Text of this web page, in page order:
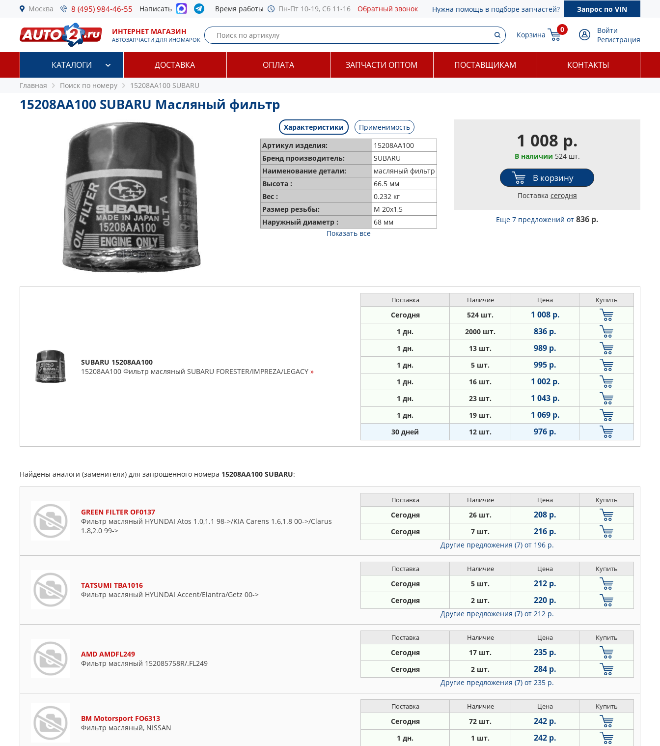
Москва 8 (495) 984-46-55 Написать Время работы Пн-Пт 10-19, Сб 11-16 Обратный звонок Нужна помощь в подборе запчастей? Запрос по VIN
ИНТЕРНЕТ МАГАЗИН
АВТОЗАПЧАСТИ ДЛЯ ИНОМАРОК
Корзина
0
Войти
Регистрация
КАТАЛОГИ ДОСТАВКА ОПЛАТА ЗАПЧАСТИ ОПТОМ ПОСТАВЩИКАМ КОНТАКТЫ
Главная Поиск по номеру 15208AA100 SUBARU
15208AA100 SUBARU Масляный фильтр
Характеристики
Применимость
Артикул изделия:
15208AA100
Бренд производитель:
SUBARU
Наименование детали:
масляный фильтр
Высота :
66.5 мм
Вес :
0.232 кг
Размер резьбы:
M 20x1,5
Наружный диаметр :
68 мм
Показать все
1 008 р.
В наличии 524 шт.
В корзину
Поставка сегодня
Еще 7 предложений от 836 р.
SUBARU 15208AA100
15208AA100 Фильтр масляный SUBARU FORESTER/IMPREZA/LEGACY »
Поставка Наличие Цена Купить
Сегодня 524 шт. 1 008 р.
1 дн. 2000 шт. 836 р.
1 дн. 13 шт. 989 р.
1 дн. 5 шт. 995 р.
1 дн. 16 шт. 1 002 р.
1 дн. 23 шт. 1 043 р.
1 дн. 19 шт. 1 069 р.
30 дней 12 шт. 976 р.
Найдены аналоги (заменители) для запрошенного номера 15208AA100 SUBARU:
GREEN FILTER OF0137
Фильтр масляный HYUNDAI Atos 1.0,1.1 98->/KIA Carens 1.6,1.8 00->/Clarus
1.8,2.0 99->
Поставка Наличие Цена Купить
Сегодня 26 шт. 208 р.
Сегодня 7 шт. 216 р.
Другие предложения (7) от 196 р.
TATSUMI TBA1016
Фильтр масляный HYUNDAI Accent/Elantra/Getz 00->
Поставка Наличие Цена Купить
Сегодня 5 шт. 212 р.
Сегодня 2 шт. 220 р.
Другие предложения (7) от 212 р.
AMD AMDFL249
Фильтр масляный 152085758R/.FL249
Поставка Наличие Цена Купить
Сегодня 17 шт. 235 р.
Сегодня 2 шт. 284 р.
Другие предложения (7) от 235 р.
BM Motorsport FO6313
Фильтр масляный, NISSAN
Поставка Наличие Цена Купить
Сегодня 72 шт. 242 р.
1 дн. 1 шт. 242 р.